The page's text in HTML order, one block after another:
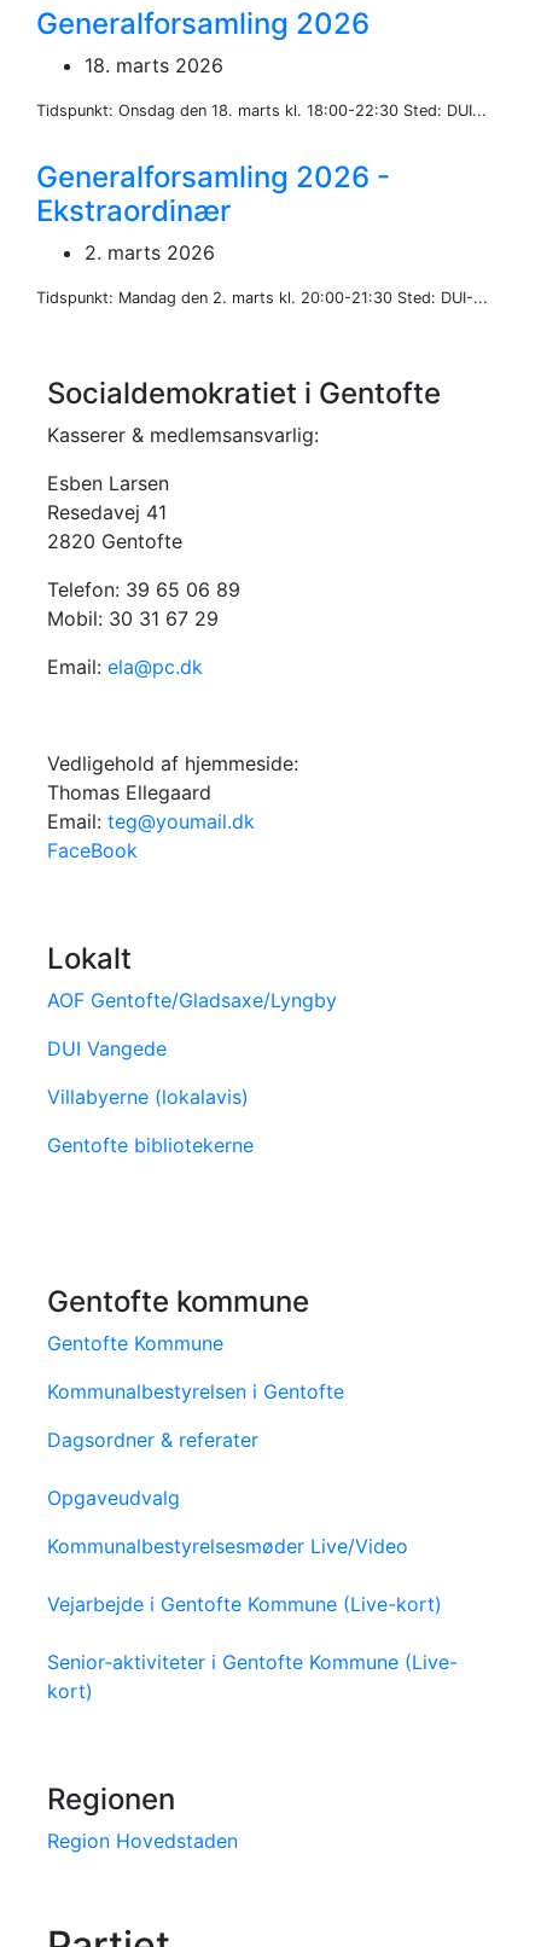
Generalforsamling 2026
18. marts 2026
Tidspunkt: Onsdag den 18. marts kl. 18:00-22:30 Sted: DUI...
Generalforsamling 2026 -
Ekstraordinær
2. marts 2026
Tidspunkt: Mandag den 2. marts kl. 20:00-21:30 Sted: DUI-...
Socialdemokratiet i Gentofte
Kasserer & medlemsansvarlig:
Esben Larsen
Resedavej 41
2820 Gentofte
Telefon: 39 65 06 89
Mobil: 30 31 67 29
Email: ela@pc.dk
Vedligehold af hjemmeside:
Thomas Ellegaard
Email: teg@youmail.dk
FaceBook
Lokalt
AOF Gentofte/Gladsaxe/Lyngby
DUI Vangede
Villabyerne (lokalavis)
Gentofte bibliotekerne
Gentofte kommune
Gentofte Kommune
Kommunalbestyrelsen i Gentofte
Dagsordner & referater
Opgaveudvalg
Kommunalbestyrelsesmøder Live/Video
Vejarbejde i Gentofte Kommune (Live-kort)
Senior-aktiviteter i Gentofte Kommune (Live-
kort)
Regionen
Region Hovedstaden